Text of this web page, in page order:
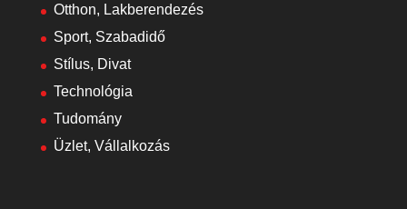
Otthon, Lakberendezés
Sport, Szabadidő
Stílus, Divat
Technológia
Tudomány
Üzlet, Vállalkozás